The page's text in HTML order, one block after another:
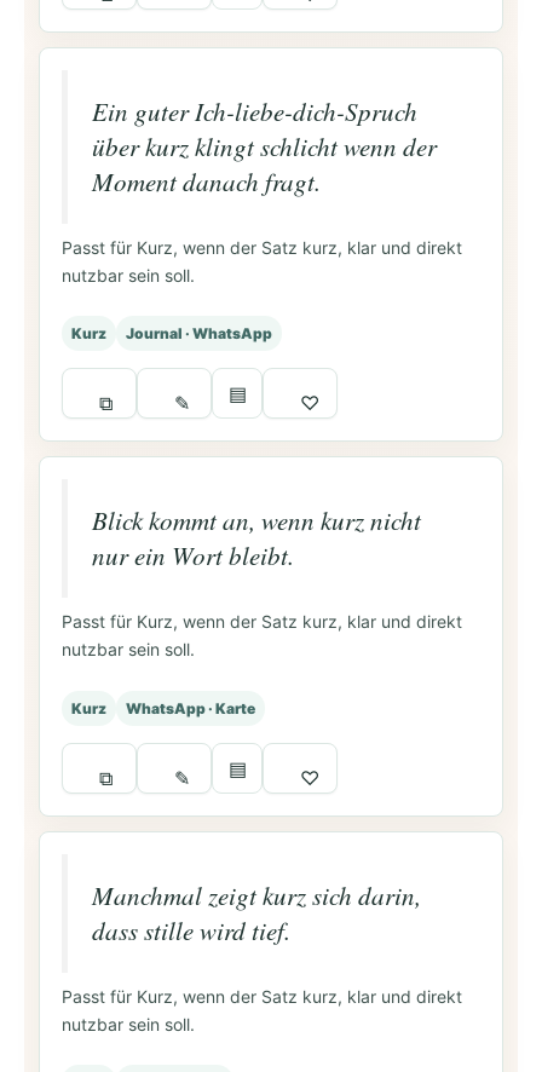
Ein guter Ich-liebe-dich-Spruch
über kurz klingt schlicht wenn der
Moment danach fragt.
Passt für Kurz, wenn der Satz kurz, klar und direkt
nutzbar sein soll.
Kurz Journal · WhatsApp
⧉ ✎ ▤ ♡
Blick kommt an, wenn kurz nicht
nur ein Wort bleibt.
Passt für Kurz, wenn der Satz kurz, klar und direkt
nutzbar sein soll.
Kurz WhatsApp · Karte
⧉ ✎ ▤ ♡
Manchmal zeigt kurz sich darin,
dass stille wird tief.
Passt für Kurz, wenn der Satz kurz, klar und direkt
nutzbar sein soll.